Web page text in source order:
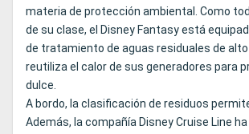
materia de protección ambiental. Como
de su clase, el Disney Fantasy está
de tratamiento de aguas residuales de
reutiliza el calor de sus generadores para
dulce.
A bordo, la clasificación de residuos
Además, la compañía Disney Cruise Line